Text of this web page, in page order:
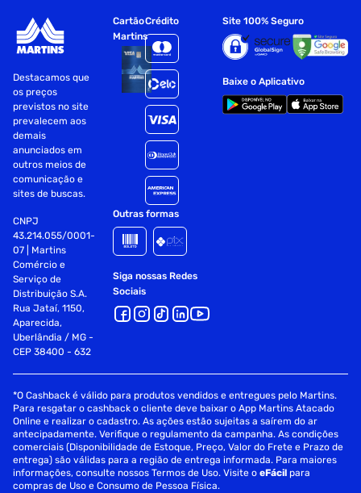
Peso Líquido: 615g
Altura: 68mm
Largura: 107mm
Profundidade: 115mm
Fornecedor: PERFETTI VAN MELLE BRASIL LTDA
Especificações
Formato Redondo
Fornecedor PERFETTI VAN MELLE BRASIL LTDA
Sabor
Destacamos que
os preços
previstos no site
prevalecem aos
demais
anunciados em
outros meios de
comunicação e
sites de buscas.
CNPJ
43.214.055/0001-
07 | Martins
Comércio e
Serviço de
Distribuição S.A.
Rua Jataí, 1150,
Aparecida,
Uberlândia / MG -
CEP 38400 - 632
Cartão
Martins
Crédito
Outras formas
Siga nossas Redes
Sociais
Site 100% Seguro
Baixe o Aplicativo
*O Cashback é válido para produtos vendidos e entregues pelo Martins.
Para resgatar o cashback o cliente deve baixar o App Martins Atacado
Online e realizar o cadastro. As ações estão sujeitas a saírem do ar
antecipadamente. Verifique o regulamento da campanha. As condições
comerciais (Disponibilidade de Estoque, Preço, Valor do Frete e Prazo de
entrega) são válidas para a região de entrega informada. Para maiores
informações, consulte nossos Termos de Uso. Visite oeFácil para
compras de Uso e Consumo de Pessoa Física.